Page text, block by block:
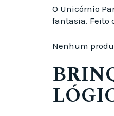
O Unicórnio
fantasia. Feito
Nenhum